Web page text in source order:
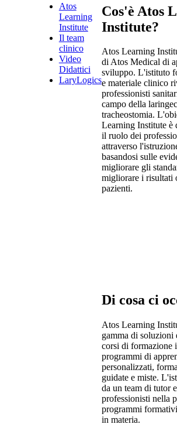
Atos
Learning
Institute
Il team
clinico
Video
Didattici
LaryLogics
Cos'è Atos
Institute?​
Atos Learning
di Atos Medical di
sviluppo. L'istituto
e materiale clinico
professionisti
campo della
tracheostomia.
Learning Institute è
il ruolo dei
attraverso
basandosi sulle
migliorare gli
migliorare i risultati
pazienti.
Di cosa ci
Atos Learning
gamma di soluzioni
corsi di formazione
programmi di
personalizzati,
guidate e miste.
da un team di tutor
professionisti nella
programmi
in materia.